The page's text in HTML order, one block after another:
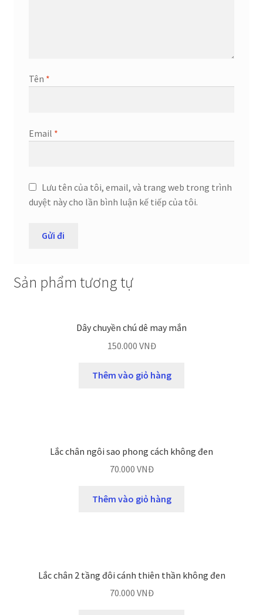
Tên *
Email *
Lưu tên của tôi, email, và trang web trong trình
duyệt này cho lần bình luận kế tiếp của tôi.
Sản phẩm tương tự
Dây chuyền chú dê may mắn
150.000 VNĐ
Thêm vào giỏ hàng
Lắc chân ngôi sao phong cách không đen
70.000 VNĐ
Thêm vào giỏ hàng
Lắc chân 2 tầng đôi cánh thiên thần không đen
70.000 VNĐ